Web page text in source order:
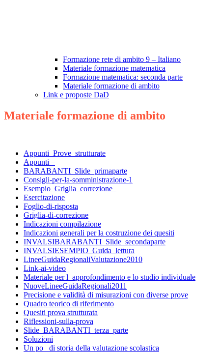
Formazione rete di ambito 9 – Italiano
Materiale formazione matematica
Formazione matematica: seconda parte
Materiale formazione di ambito
Link e proposte DaD
Materiale formazione di ambito
Appunti_Prove_strutturate
Appunti –
BARABANTI_Slide_primaparte
Consigli-per-la-somministrazione-1
Esempio_Griglia_correzione_
Esercitazione
Foglio-di-risposta
Griglia-di-correzione
Indicazioni compilazione
Indicazioni generali per la costruzione dei quesiti
INVALSIBARABANTI_Slide_secondaparte
INVALSIESEMPIO_Guida_lettura
LineeGuidaRegionaliValutazione2010
Link-ai-video
Materiale per l_approfondimento e lo studio individuale
NuoveLineeGuidaRegionali2011
Precisione e validità di misurazioni con diverse prove
Quadro teorico di riferimento
Quesiti prova strutturata
Riflessioni-sulla-prova
Slide_BARABANTI_terza_parte
Soluzioni
Un po_ di storia della valutazione scolastica